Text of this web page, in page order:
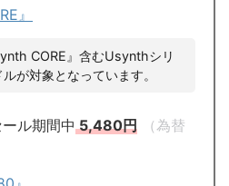
』
CORE』含むUsynthシリ
が対象となっています。
ル期間中5,480円
（為替